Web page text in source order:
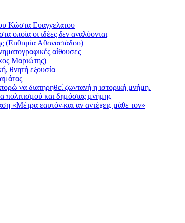
Κώστα Ευαγγελάτου
οποία οι ιδέες δεν αναλύονται
(Ευθυμία Αθανασιάδου)
αίθουσες
Μαριώτης)
θνητή εξουσία
να διατηρηθεί ζωντανή η ιστορική μνήμη.
πολιτισμού και δημόσιας μνήμης
«Μέτρα εαυτόν-και αν αντέχεις μάθε τον»